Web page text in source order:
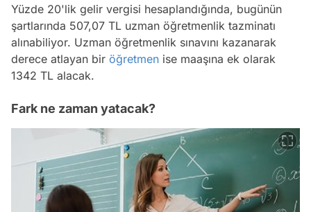
Yüzde 20'lik gelir vergisi hesaplandığında, bugünün
şartlarında 507,07 TL uzman öğretmenlik tazminatı
alınabiliyor. Uzman öğretmenlik sınavını kazanarak
derece atlayan bir öğretmen ise maaşına ek olarak
1342 TL alacak.
Fark ne zaman yatacak?